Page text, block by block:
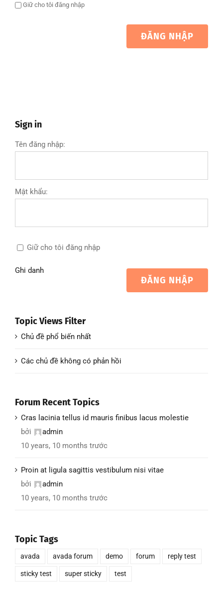
Giữ cho tôi đăng nhập
ĐĂNG NHẬP
Sign in
Tên đăng nhập:
Mật khẩu:
Giữ cho tôi đăng nhập
ĐĂNG NHẬP
Ghi danh
Topic Views Filter
Chủ đề phổ biến nhất
Các chủ đề không có phản hồi
Forum Recent Topics
Cras lacinia tellus id mauris finibus lacus molestie
bởi
admin
10 years, 10 months trước
Proin at ligula sagittis vestibulum nisi vitae
bởi
admin
10 years, 10 months trước
Topic Tags
avada avada forum demo forum reply test
sticky test super sticky test